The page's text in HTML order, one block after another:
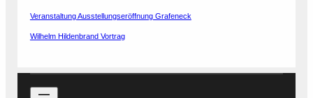
Veranstaltung Ausstellungseröffnung Grafeneck
Wilhelm Hildenbrand Vortrag